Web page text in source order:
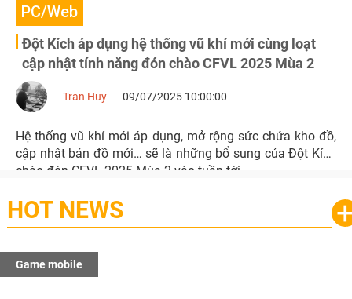
PC/Web
Đột Kích áp dụng hệ thống vũ khí mới cùng loạt
cập nhật tính năng đón chào CFVL 2025 Mùa 2
Tran Huy 09/07/2025 10:00:00
Hệ thống vũ khí mới áp dụng, mở rộng sức chứa kho đồ,
cập nhật bản đồ mới… sẽ là những bổ sung của Đột Kích
chào đón CFVL 2025 Mùa 2 vào tuần tới.
HOT NEWS
Game mobile